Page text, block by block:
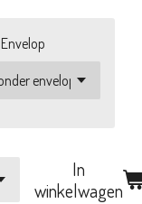
In
winkelwagen